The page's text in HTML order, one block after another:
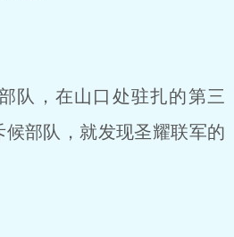
队，在山口处驻扎的第三
部队，就发现圣耀联军的